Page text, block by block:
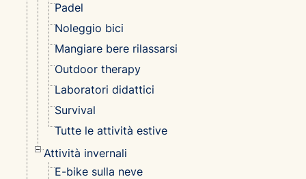
Padel
Noleggio bici
Mangiare bere rilassarsi
Outdoor therapy
Laboratori didattici
Survival
Tutte le attività estive
Attività invernali
E-bike sulla neve